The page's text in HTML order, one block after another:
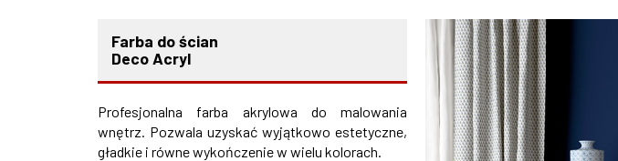
Farba do ścian
Deco Acryl
Profesjonalna farba akrylowa do malowania
wnętrz. Pozwala uzyskać wyjątkowo estetyczne,
gładkie i równe wykończenie w wielu kolorach.